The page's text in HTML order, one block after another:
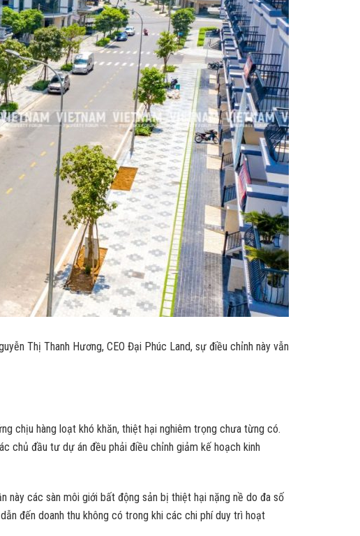
Thị Thanh Hương, CEO Đại Phúc Land, sự điều chỉnh này vẫn
chịu hàng loạt khó khăn, thiệt hại nghiêm trọng chưa từng có.
chủ đầu tư dự án đều phải điều chỉnh giảm kế hoạch kinh
này các sàn môi giới bất động sản bị thiệt hại nặng nề do đa số
đến doanh thu không có trong khi các chi phí duy trì hoạt